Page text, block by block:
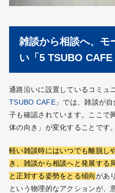
雑談から相談へ、モ
い「5 TSUBO CAFE
通路沿いに設置しているコミュ
TSUBO CAFE 」では、雑談が
子も確認されています。ここで
体の向き」が変化することです。
軽い雑談時にはいつでも離脱し
き、雑談から相談へと発展する
と正対する姿勢をとる傾向があ
という物理的なアクションが、